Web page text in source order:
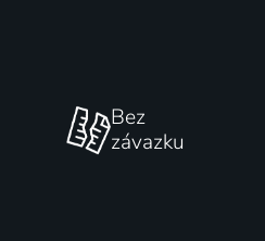
Bez
závazku